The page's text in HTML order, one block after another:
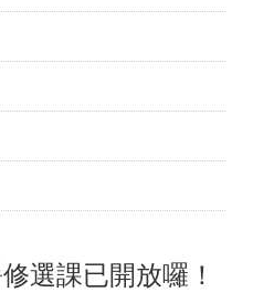
選課已開放囉！